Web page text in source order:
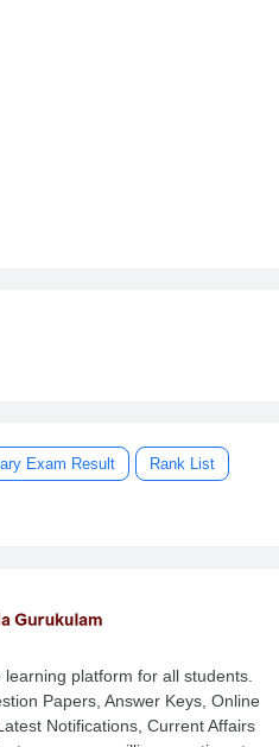
Exam Result Rank List
platform for all students.
Papers, Answer Keys, Online
Notifications, Current Affairs